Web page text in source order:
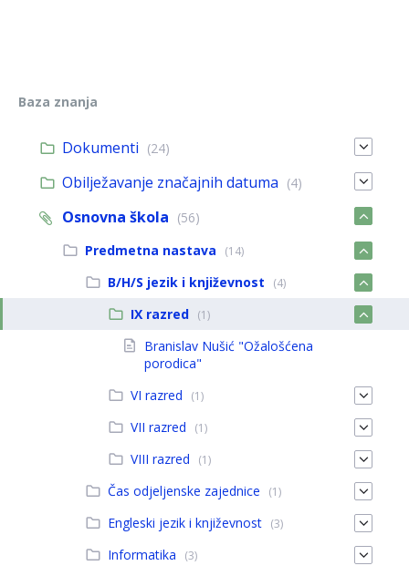
Baza znanja
Dokumenti (24)
Obilježavanje značajnih datuma (4)
Osnovna škola (56)
Predmetna nastava
(14)
B/H/S jezik i književnost (4)
IX razred (1)
Branislav Nušić "Ožalošćena
porodica"
VI razred
(1)
VII razred (1)
VIII razred (1)
Čas odjeljenske zajednice (1)
Engleski jezik i književnost (3)
Informatika (3)